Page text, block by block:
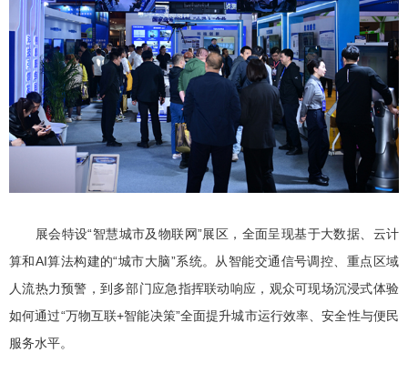
展会特设“智慧城市及物联网”展区，全面呈现基于大数据、云计
算和AI算法构建的“城市大脑”系统。从智能交通信号调控、重点区域
人流热力预警，到多部门应急指挥联动响应，观众可现场沉浸式体验
如何通过“万物互联+智能决策”全面提升城市运行效率、安全性与便民
服务水平。